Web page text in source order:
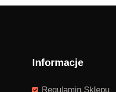
Informacje
Regulamin Sklepu